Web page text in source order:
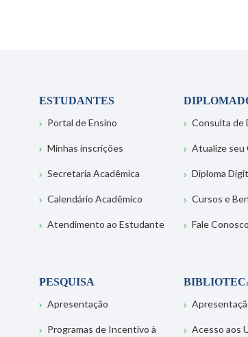
ESTUDANTES
Portal de Ensino
Minhas inscrições
Secretaria Acadêmica
Calendário Acadêmico
Atendimento ao Estudante
Consulta de
Atualize seu
Diploma
Cursos e
Fale Conosco
PESQUISA
Apresentação
Programas de Incentivo à
Acesso aos